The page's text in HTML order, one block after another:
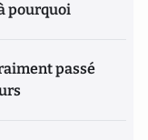
pourquoi
passé